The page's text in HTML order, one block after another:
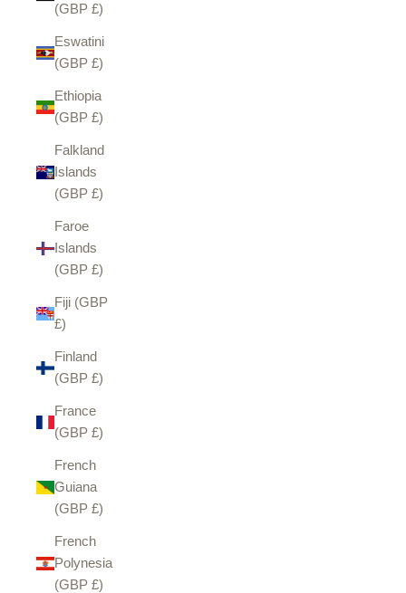
(GBP £)
Eswatini
(GBP £)
Ethiopia
(GBP £)
Falkland
Islands
(GBP £)
Faroe
Islands
(GBP £)
Fiji (GBP
£)
Finland
(GBP £)
France
(GBP £)
French
Guiana
(GBP £)
French
Polynesia
(GBP £)